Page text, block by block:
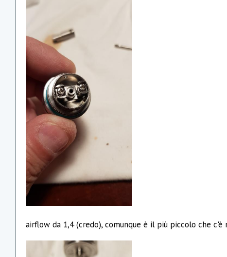
airflow da 1,4 (credo), comunque è il più piccolo che c'è